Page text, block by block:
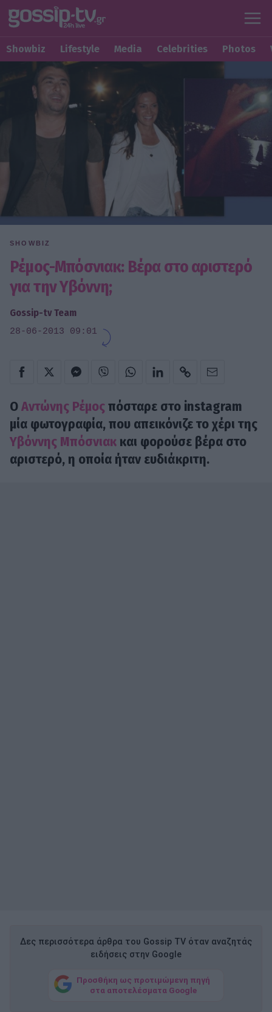
Showbiz Lifestyle Media Celebrities Photos
SHOWBIZ
Ρέμος-Μπόσνιακ: Βέρα στο αριστερό
για την Υβόννη;
Gossip-tv Team
28-06-2013 09:01
ΟΑντώνης Ρέμοςπόσταρε στο instagram
μία φωτογραφία, που απεικόνιζε το χέρι της
Υβόννης Μπόσνιακ και φορούσε βέρα στο
αριστερό, η οποία ήταν ευδιάκριτη.
Δες περισσότερα άρθρα του Gossip TV όταν αναζητάς
ειδήσεις στην Google
Προσθήκη ως προτιμώμενη πηγή
στα αποτελέσματα Google